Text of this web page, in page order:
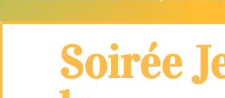
Soirée